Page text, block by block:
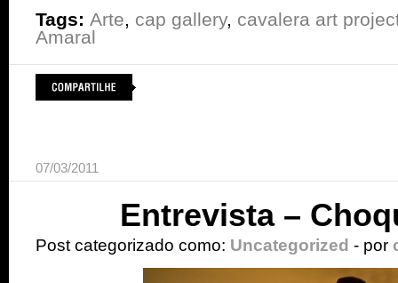
Tags: Arte, cap gallery, cavalera art
Amaral
07/03/2011
Entrevista –
Post categorizado como: Uncategorized - por